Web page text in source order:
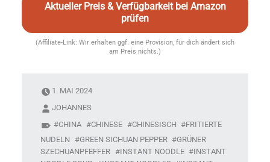
Aktueller Preis & Verfügbarkeit bei Amazon
prüfen
(Affiliate-Link: Wir erhalten ggf. eine Provision, für dich ändert sich
am Preis nichts.)
1. MAI 2024
JOHANNES
CHINA
CHINESE CHINESISCH
FRITIERTE
NUDELN
GREEN SICHUAN PEPPER
GRÜNER
SZECHUANPFEFFER
INSTANT NOODLE
INSTANT